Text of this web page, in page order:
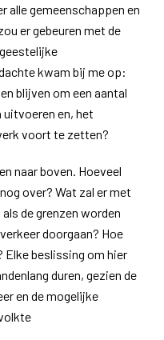
alle gemeenschappen en
er gebeuren met de
kwam bij me op:
blijven om een aantal
uitvoeren en, het
voort te zetten?
naar boven. Hoeveel
over? Wat zal er met
de grenzen worden
doorgaan? Hoe
Elke beslissing om hier
duren, gezien de
en de mogelijke